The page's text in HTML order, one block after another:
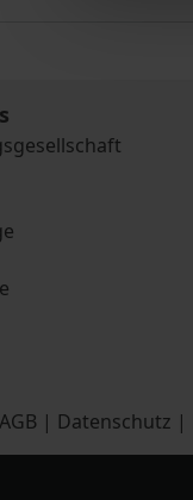
AGB | Datenschutz |